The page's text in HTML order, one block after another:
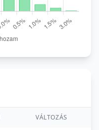
VÁLTOZÁS